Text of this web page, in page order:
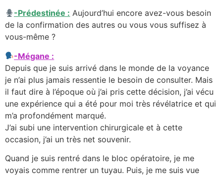
-Prédestinée : Aujourd’hui encore avez-vous besoin
de la confirmation des autres ou vous vous suffisez à
vous-même ?
-Mégane :
Depuis que je suis arrivé dans le monde de la voyance
je n’ai plus jamais ressentie le besoin de consulter. Mais
il faut dire à l’époque où j’ai pris cette décision, j’ai vécu
une expérience qui a été pour moi très révélatrice et qui
m’a profondément marqué.
J’ai subi une intervention chirurgicale et à cette
occasion, j’ai un très net souvenir.
Quand je suis rentré dans le bloc opératoire, je me
voyais comme rentrer un tuyau. Puis, je me suis vue